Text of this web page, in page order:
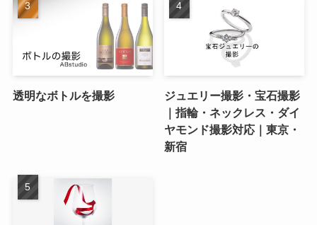
透明なボトルを撮影
ジュエリー撮影・宝石撮影
｜指輪・ネックレス・ダイ
ヤモンド撮影対応｜東京・
新宿